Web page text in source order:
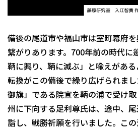
備後の尾道市や福山市は室町幕府
繋がりあります。700年前の時代に
鞆に興り、鞆に滅ぶ」と喩えがあ
転換がこの備後で繰り広げられま
御旗」である院宣を鞆の浦で受け
州に下向する足利尊氏は、途中、
詣し、戦勝祈願を行いました。こ